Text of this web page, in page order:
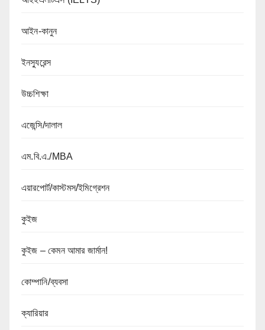
আইন-কানুন
ইনস্যুরেন্স
উচ্চশিক্ষা
এজেন্সি/দালাল
এম.বি.এ./MBA
এয়ারপোর্ট/কাস্টমস/ইমিগ্রেশন
কুইজ
কুইজ – কেমন আমার জার্মান!
কোম্পানি/ব্যবসা
ক্যারিয়ার